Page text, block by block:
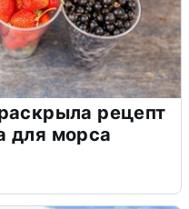
рецепт
для морса